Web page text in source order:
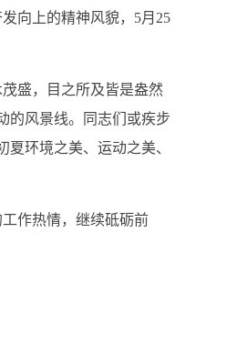
向上的精神风貌，5月25
盛，目之所及皆是盎然
的风景线。同志们或疾步
环境之美、运动之美、
作热情，继续砥砺前